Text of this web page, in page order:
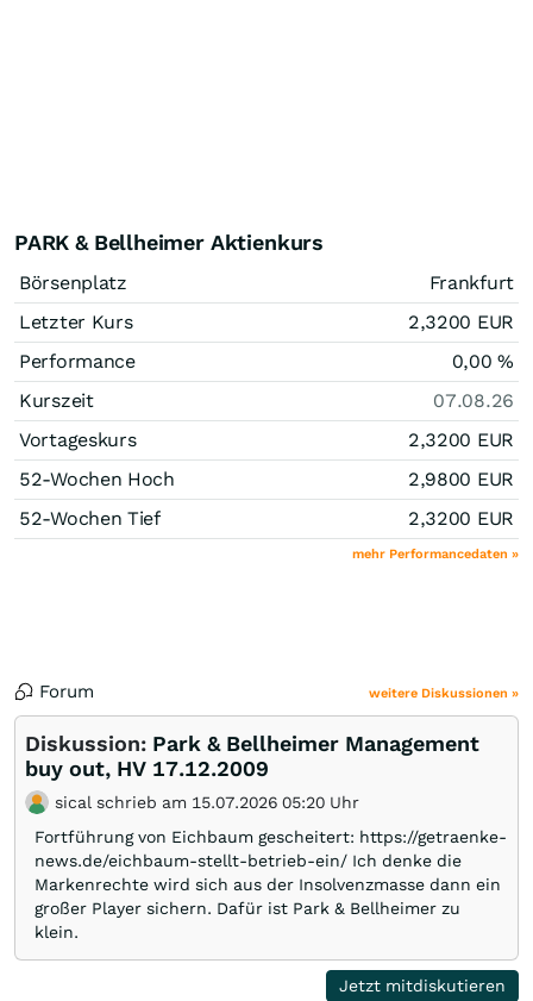
PARK & Bellheimer Aktienkurs
Börsenplatz
Frankfurt
Letzter Kurs
2,3200 EUR
Performance
0,00%
Kurszeit
07.08.26
Vortageskurs
2,3200 EUR
52-Wochen Hoch
2,9800 EUR
52-Wochen Tief
2,3200 EUR
mehr Performancedaten »
Forum weitere Diskussionen »
Diskussion: Park & Bellheimer Management
buy out, HV 17.12.2009
sical schrieb am 15.07.2026 05:20 Uhr
Fortführung von Eichbaum gescheitert: https://getraenke-
news.de/eichbaum-stellt-betrieb-ein/ Ich denke die
Markenrechte wird sich aus der Insolvenzmasse dann ein
großer Player sichern. Dafür ist Park & Bellheimer zu
klein.
Jetzt mitdiskutieren